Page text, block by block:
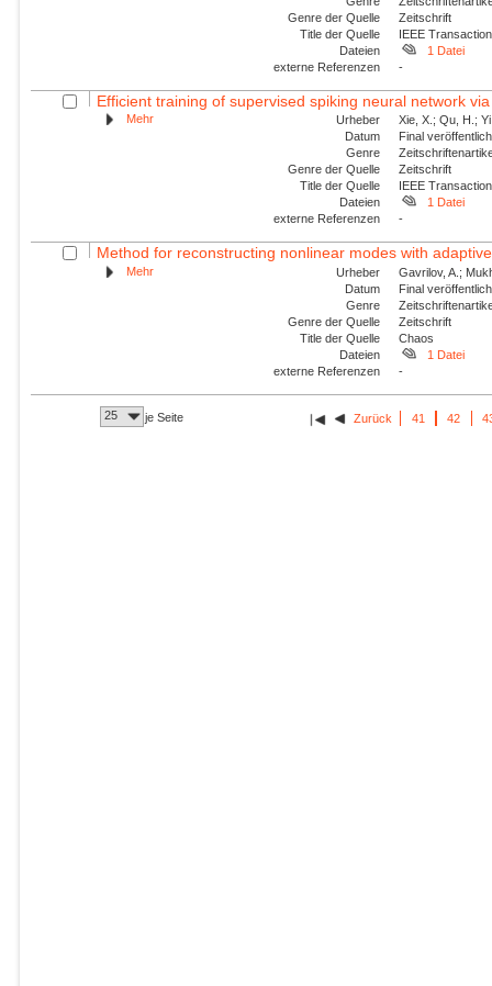
Genre der Quelle
Zeitschrift
Title der Quelle
IEEE
Dateien
1 Datei
externe Referenzen
-
Efficient training of supervised spiking neural network
Mehr Urheber
Xie, X.; Qu, H.;
Datum
Final
Genre
Genre der Quelle
Zeitschrift
Title der Quelle
IEEE
Dateien
1 Datei
externe Referenzen
-
Method for reconstructing nonlinear modes with
Mehr Urheber
Gavrilov, A.;
Datum
Final
Genre
Genre der Quelle
Zeitschrift
Title der Quelle
Chaos
Dateien
1 Datei
externe Referenzen
-
25 je Seite Zurück 41 42